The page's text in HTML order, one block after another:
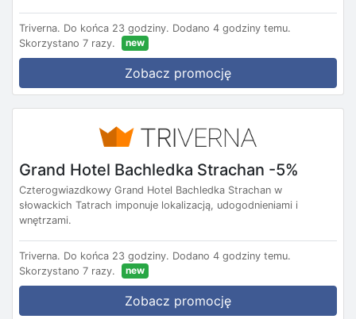
Triverna. Do końca 23 godziny. Dodano 4 godziny temu.
Skorzystano 7 razy.
new
Zobacz promocję
Grand Hotel Bachledka Strachan -5%
Czterogwiazdkowy Grand Hotel Bachledka Strachan w
słowackich Tatrach imponuje lokalizacją, udogodnieniami i
wnętrzami.
Triverna. Do końca 23 godziny. Dodano 4 godziny temu.
Skorzystano 7 razy.
new
Zobacz promocję